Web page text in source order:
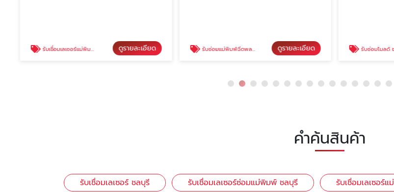
รับเชื่อมเลเซอร์แม่พิมพ์ ชลบุรี ดูรายละเอียด รับซ่อมแม่พิมพ์ฉีดพลาสติก ชลบุรี ดูรายละเอียด รับซ่อมโมลด์ ช
คำค้นสินค้า
รับเชื่อมเลเซอร์ ชลบุรี รับเชื่อมเลเซอร์ซ่อมแม่พิมพ์ ชลบุรี รับเชื่อมเลเซอร์